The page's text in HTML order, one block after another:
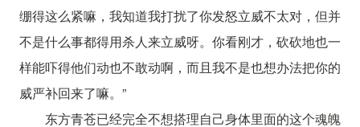
绷得这么紧嘛，我知道我打扰了你发怒立威不太对，但并
不是什么事都得用杀人来立威呀。你看刚才，砍砍地也一
样能吓得他们动也不敢动啊，而且我不是也想办法把你的
威严补回来了嘛。”
东方青苍已经完全不想搭理自己身体里面的这个魂魄